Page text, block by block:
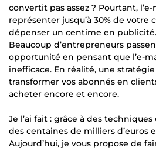
convertit pas assez ? Pourtant,
représenter jusqu’à 30% de votre
dépenser un centime en publicité.
Beaucoup d’entrepreneurs
opportunité en pensant que l’e-
inefficace. En réalité, une
transformer vos abonnés en
acheter encore et encore.
Je l’ai fait : grâce à des techniques
des centaines de milliers d’euros
Aujourd’hui, je vous propose de